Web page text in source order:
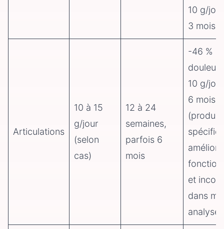
10 g/
3 mois
Articulations
10 à 15
g/jour
(selon
cas)
12 à 24
semaines,
parfois 6
mois
-46 %
10 g/
6 mois
(produit
et
dans
analyses